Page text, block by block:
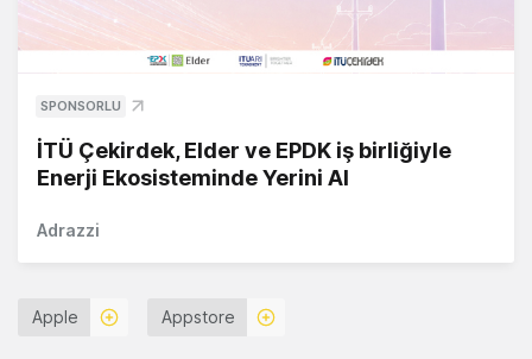
SPONSORLU
İTÜ Çekirdek, Elder ve EPDK iş birliğiyle
Enerji Ekosisteminde Yerini Al
Adrazzi
Apple Appstore